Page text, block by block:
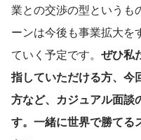
業との交渉の型というも
ーンは今後も事業拡大を
ていく予定です。 ぜひ私
指していただける方、今
方など、カジュアル面談
す。一緒に世界で勝てる